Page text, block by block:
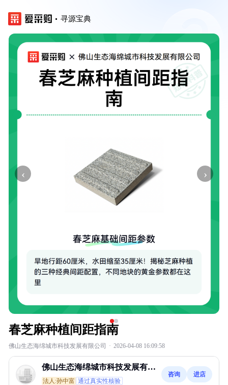
寻源宝典
‹ ›
春芝麻种植间距指南
佛山生态海绵城市科技发展有限公司 · 2026-04-08 16:09:58
佛山生态海绵城市科技发展有限
公司
法人:孙中富 通过真实性核验
咨询 进店